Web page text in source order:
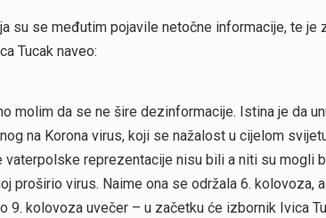
su se međutim pojavile netočne informacije, te
Tucak naveo:
molim da se ne šire dezinformacije. Istina je da
na Korona virus, koji se nažalost u cijelom
vaterpolske reprezentacije nisu bili a niti su mogli
proširio virus. Naime ona se održala 6. kolovoza,
9. kolovoza uvečer – u začetku će izbornik Ivica